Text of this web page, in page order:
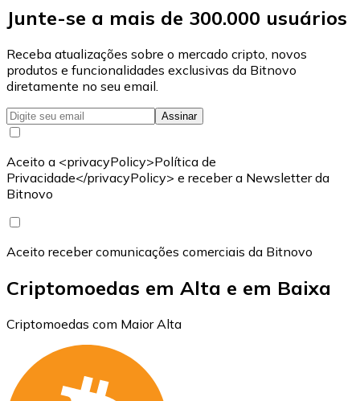
Junte-se a mais de 300.000 usuários
Receba atualizações sobre o mercado cripto, novos
produtos e funcionalidades exclusivas da Bitnovo
diretamente no seu email.
Assinar
Aceito a <privacyPolicy>Política de
Privacidade</privacyPolicy> e receber a Newsletter da
Bitnovo
Aceito receber comunicações comerciais da Bitnovo
Criptomoedas em Alta e em Baixa
Criptomoedas com Maior Alta